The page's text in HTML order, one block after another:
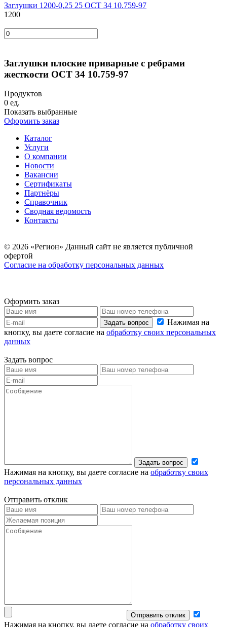
Заглушки 1200-0,25 25 ОСТ 34 10.759-97
1200
Заглушки плоские приварные с ребрами
жесткости ОСТ 34 10.759-97
Продуктов
0 ед.
Показать выбранные
Оформить заказ
Каталог
Услуги
О компании
Новости
Вакансии
Сертификаты
Партнёры
Справочник
Сводная ведомость
Контакты
© 2026 «Регион» Данный сайт не является публичной
офертой
Согласие на обработку персональных данных
Оформить заказ
Задать вопрос
Нажимая на
кнопку, вы даете согласие на обработку своих персональных
данных
Задать вопрос
Задать вопрос
Нажимая на кнопку, вы даете согласие на обработку своих
персональных данных
Отправить отклик
Отправить отклик
Нажимая на кнопку, вы даете согласие на обработку своих